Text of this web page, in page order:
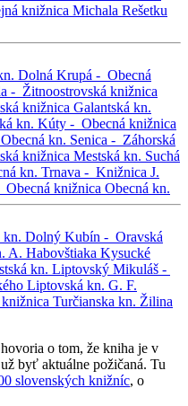
knižnica Michala Rešetku
Dolná Krupá - Obecná
- Žitnoostrovská knižnica
knižnica Galantská kn.
kn. Kúty - Obecná knižnica
Obecná kn. Senica - Záhorská
knižnica Mestská kn. Suchá
kn. Trnava - Knižnica J.
Obecná knižnica Obecná kn.
kn. Dolný Kubín - Oravská
A. Habovštiaka Kysucké
kn. Liptovský Mikuláš -
Liptovská kn. G. F.
Turčianska kn. Žilina
o tom, že kniha je v
byť aktuálne požičaná. Tu
slovenských knižníc, o